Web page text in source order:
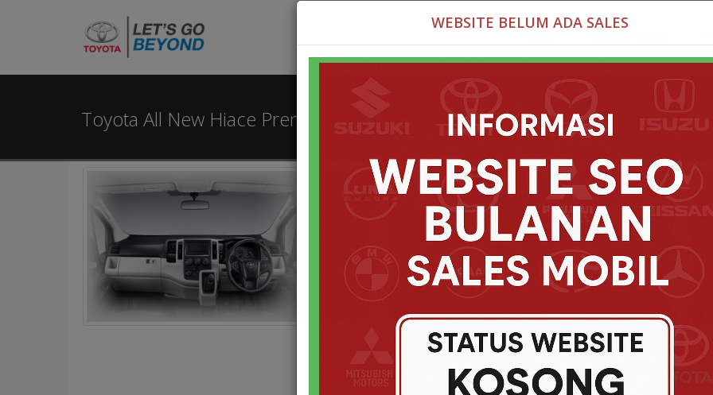
WEBSITE BELUM ADA SALES
Toyota All New Hiace Premio Jakarta